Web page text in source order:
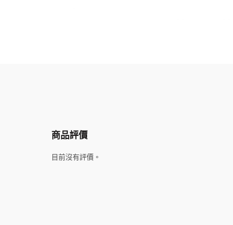
商品評價
目前沒有評價。